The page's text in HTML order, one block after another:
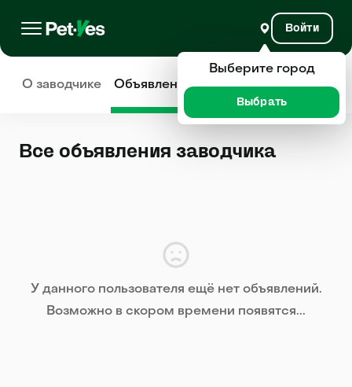
Войти
О заводчике Объявления Отзывы
Все объявления заводчика
У данного пользователя ещё нет объявлений.
Возможно в скором времени появятся...
Выберите город
Выбрать